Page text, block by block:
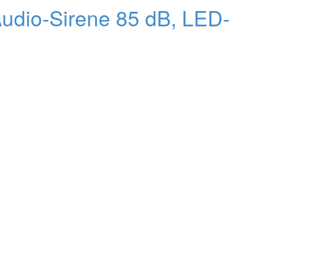
Sirene 85 dB, LED-